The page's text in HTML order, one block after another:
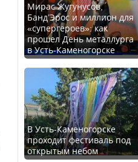
Казахстан возглавил
рейтинг благополучия
среди стран Центральной
Азии
Мирас Жугунусов,
Банд’Эрос и миллион для
«супергероев»: как
прошел День металлурга
в Усть-Каменогорске
В Усть-Каменогорске
проходит фестиваль под
открытым небом